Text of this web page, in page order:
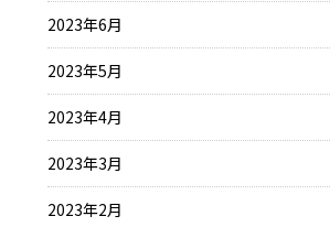
2023年6月
2023年5月
2023年4月
2023年3月
2023年2月